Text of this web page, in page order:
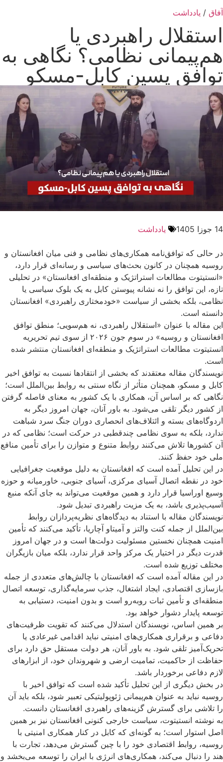
آفاق / یادداشت
استقلال راهبردی یا
هم‌پیمانی نظامی؟ نگاهی به
توافق پسین کابل-مسکو
14 جوزا 1405 یادداشت
در حالی که توافق‌نامه همکاری‌های نظامی و فنی میان افغانستان و
روسیه همچنان در کانون بحث‌های سیاسی و رسانه‌ای قرار دارد،
«انستیتوت مطالعات استراتژیک و منطقه‌ای افغانستان» در تحلیلی
تازه، این توافق را نه نشانه پیوستن کابل به یک بلوک سیاسی یا
نظامی، بلکه بخشی از سیاست «خودمختاری راهبردی» افغانستان
دانسته است.
این مقاله با عنوان «استقلال راهبردی، نه هم‌سویی؛ منطق توافق
افغانستان و روسیه» در سوم جون ۲۰۲۶ از سوی تیم تحریریه
انستیتوت مطالعات استراتژیک و منطقه‌ای افغانستان منتشر شده
است.
نویسندگان مقاله معتقدند که بخشی از انتقادها نسبت به توافق اخیر
کابل و مسکو، همچنان متأثر از نگاه سنتی به روابط بین‌الملل است؛
نگاهی که بر اساس آن، همکاری با یک کشور به معنای فاصله گرفتن
از کشور دیگر تلقی می‌شود. به باور آنان، جهان امروز دیگر به
اردوگاه‌های بسته و ائتلاف‌های انحصاری دوران جنگ سرد شباهت
ندارد، بلکه به سوی نظامی چندقطبی در حرکت است؛ نظامی که در
آن کشورها تلاش می‌کنند روابط متنوع و متوازن را برای تأمین منافع
ملی خود حفظ کنند.
در این تحلیل آمده است که افغانستان به دلیل موقعیت جغرافیایی
خود در نقطه اتصال آسیای مرکزی، آسیای جنوبی، خاورمیانه و حوزه
وسیع اوراسیا قرار دارد و همین موقعیت می‌تواند به جای آنکه منبع
آسیب‌پذیری باشد، به یک مزیت راهبردی تبدیل شود.
نویسندگان مقاله با استناد به دیدگاه‌های نظریه‌پردازان روابط
بین‌الملل از جمله کنت والتز و آمیتاو آچاریا، تأکید می‌کنند که تأمین
امنیت همچنان نخستین مسئولیت دولت‌ها است و در جهان امروز
قدرت دیگر در اختیار یک مرکز واحد قرار ندارد، بلکه میان بازیگران
مختلف توزیع شده است.
در این مقاله آمده است که افغانستان با چالش‌های متعددی از جمله
بازسازی اقتصادی، ایجاد اشتغال، جذب سرمایه‌گذاری، توسعه اتصال
منطقه‌ای و تأمین ثبات روبه‌رو است و بدون امنیت، دستیابی به
توسعه پایدار دشوار خواهد بود.
بر همین اساس، نویسندگان استدلال می‌کنند که تقویت ظرفیت‌های
دفاعی و برقراری همکاری‌های امنیتی نباید اقدامی غیرعادی یا
تحریک‌آمیز تلقی شود. به باور آنان، هر دولت مستقل حق دارد برای
حفاظت از حاکمیت، تمامیت ارضی و شهروندان خود، از ابزارهای
لازم دفاعی برخوردار باشد.
در بخش دیگری از این تحلیل تأکید شده است که توافق اخیر با
روسیه نباید به عنوان هم‌پیمانی ژئوپولیتیکی تعبیر شود، بلکه باید آن
را تلاشی برای گسترش گزینه‌های راهبردی افغانستان دانست.
به نوشته انستیتوت، سیاست خارجی کنونی افغانستان نیز بر همین
اصل استوار است؛ به گونه‌ای که کابل در کنار همکاری امنیتی با
روسیه، روابط اقتصادی خود را با چین گسترش می‌دهد، تجارت با
هند را دنبال می‌کند، همکاری‌های انرژی با ایران را توسعه می‌بخشد و